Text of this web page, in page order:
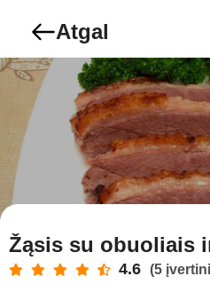
Atgal
Žąsis su obuoliais
4.6 (5